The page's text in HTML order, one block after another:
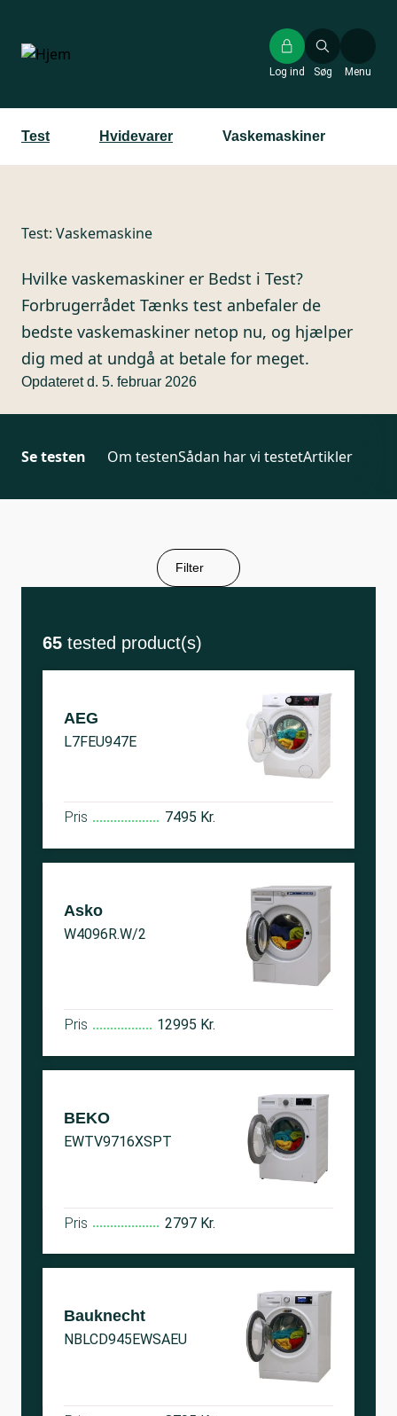
hovedindhold
Søg
Log ind Menu
Test Hvidevarer Vaskemaskiner
Test: Vaskemaskine
Hvilke vaskemaskiner er Bedst i Test?
Forbrugerrådet Tænks test anbefaler de
bedste vaskemaskiner netop nu, og hjælper
dig med at undgå at betale for meget.
Opdateret d. 5. februar 2026
Se testen Om testenSådan har vi testetArtikler
Filter
65 tested product(s)
AEG
L7FEU947E
Pris 7495 Kr.
Asko
W4096R.W/2
Pris 12995 Kr.
BEKO
EWTV9716XSPT
Pris 2797 Kr.
Bauknecht
NBLCD945EWSAEU